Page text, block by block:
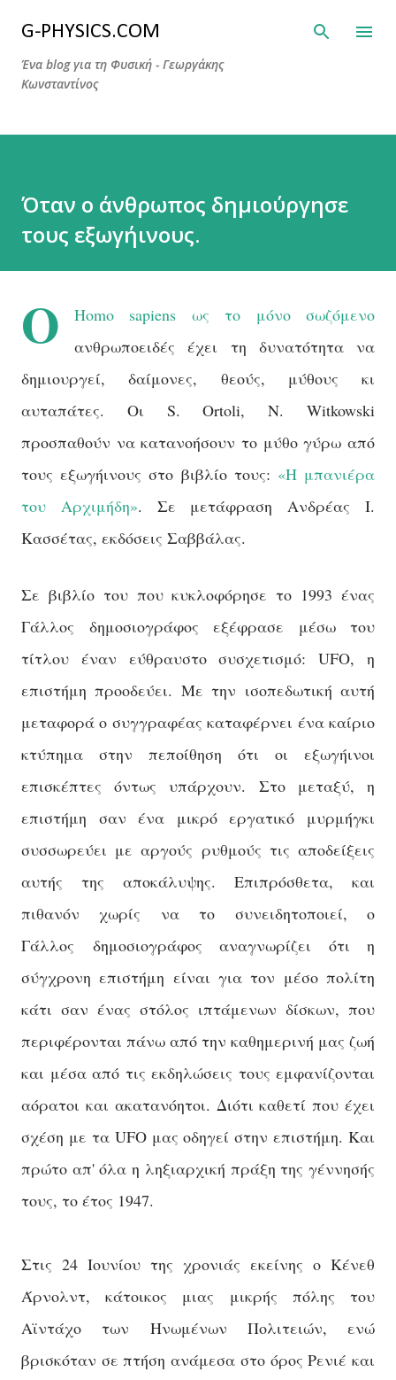
Μετάβαση στο κύριο περιεχόμενο
G-PHYSICS.COM
Ένα blog για τη Φυσική - Γεωργάκης
Κωνσταντίνος
Όταν ο άνθρωπος δημιούργησε
τους εξωγήινους.
Ο
Homo sapiens ως το μόνο σωζόμενο
ανθρωποειδές έχει τη δυνατότητα να
δημιουργεί, δαίμονες, θεούς, μύθους κι
αυταπάτες. Οι S. Ortoli, N. Witkowski
προσπαθούν να κατανοήσουν το μύθο γύρω από
τους εξωγήινους στο βιβλίο τους: «Η μπανιέρα
του Αρχιμήδη». Σε μετάφραση Ανδρέας Ι.
Κασσέτας, εκδόσεις Σαββάλας.
Σε βιβλίο του που κυκλοφόρησε το 1993 ένας
Γάλλος δημοσιογράφος εξέφρασε μέσω του
τίτλου έναν εύθραυστο συσχετισμό: UFO, η
επιστήμη προοδεύει. Με την ισοπεδωτική αυτή
μεταφορά ο συγγραφέας καταφέρνει ένα καίριο
κτύπημα στην πεποίθηση ότι οι εξωγήινοι
επισκέπτες όντως υπάρχουν. Στο μεταξύ, η
επιστήμη σαν ένα μικρό εργατικό μυρμήγκι
συσσωρεύει με αργούς ρυθμούς τις αποδείξεις
αυτής της αποκάλυψης. Επιπρόσθετα, και
πιθανόν χωρίς να το συνειδητοποιεί, ο
Γάλλος δημοσιογράφος αναγνωρίζει ότι η
σύγχρονη επιστήμη είναι για τον μέσο πολίτη
κάτι σαν ένας στόλος ιπτάμενων δίσκων, που
περιφέρονται πάνω από την καθημερινή μας ζωή
και μέσα από τις εκδηλώσεις τους εμφανίζονται
αόρατοι και ακατανόητοι. Διότι καθετί που έχει
σχέση με τα UFO μας οδηγεί στην επιστήμη. Και
πρώτο απ' όλα η ληξιαρχική πράξη της γέννησής
τους, το έτος 1947.
Στις 24 Ιουνίου της χρονιάς εκείνης ο Κένεθ
Άρνολντ, κάτοικος μιας μικρής πόλης του
Αϊντάχο των Ηνωμένων Πολιτειών, ενώ
βρισκόταν σε πτήση ανάμεσα στο όρος Ρενιέ και